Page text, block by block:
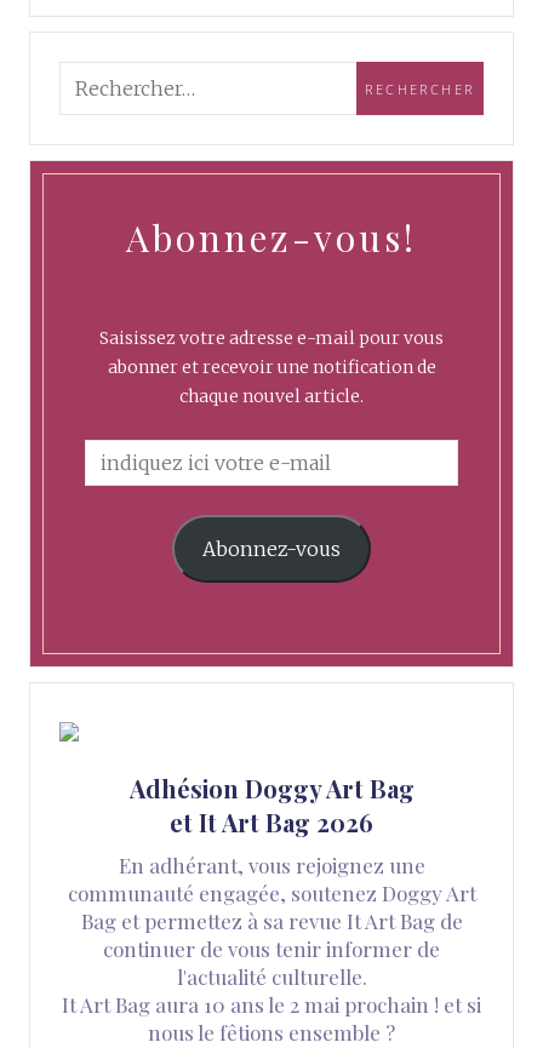
Abonnez-vous!
Saisissez votre adresse e-mail pour vous
abonner et recevoir une notification de
chaque nouvel article.
Abonnez-vous
Adhésion Doggy Art Bag
et It Art Bag 2026
En adhérant, vous rejoignez une
communauté engagée, soutenez Doggy Art
Bag et permettez à sa revue It Art Bag de
continuer de vous tenir informer de
l'actualité culturelle.
It Art Bag aura 10 ans le 2 mai prochain ! et si
nous le fêtions ensemble ?